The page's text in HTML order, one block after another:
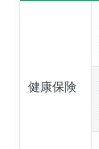
健康保険